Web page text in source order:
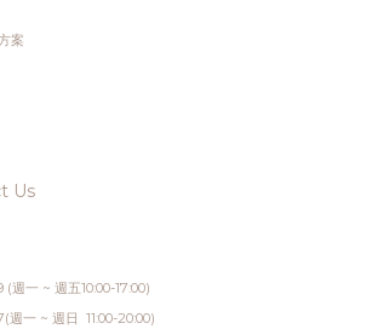
案
Us
週一 ~ 週五10:00-17:00)
週一 ~ 週日 11:00-20:00)